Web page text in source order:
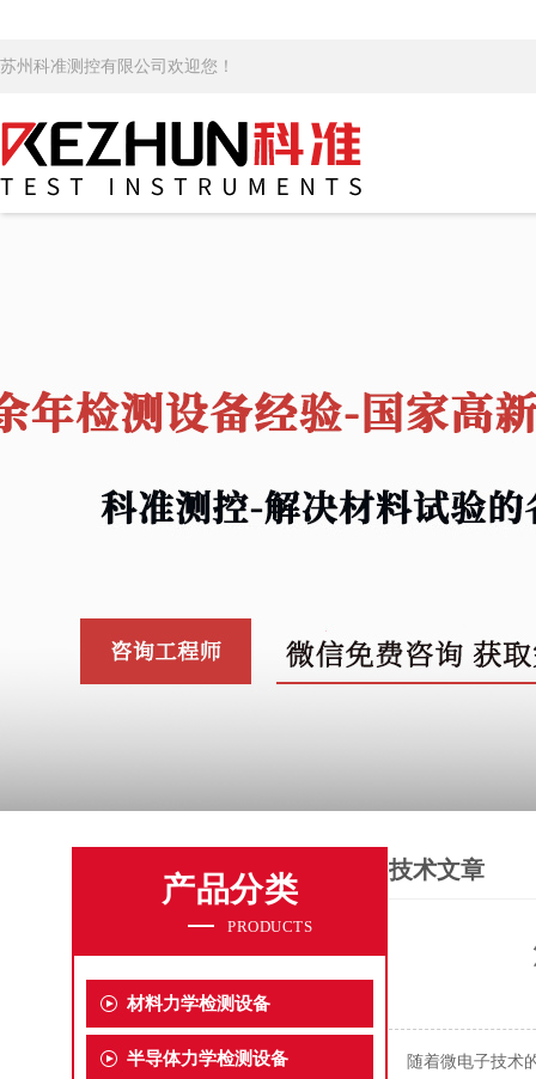
苏州科准测控有限公司欢迎您！
产品分类
PRODUCTS
材料力学检测设备
半导体力学检测设备
技术文章
随着微电子技术